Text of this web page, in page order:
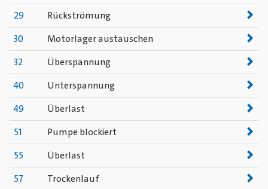
29 Rückströmung
30 Motorlager austauschen
32 Überspannung
40 Unterspannung
49 Überlast
51 Pumpe blockiert
55 Überlast
57 Trockenlauf